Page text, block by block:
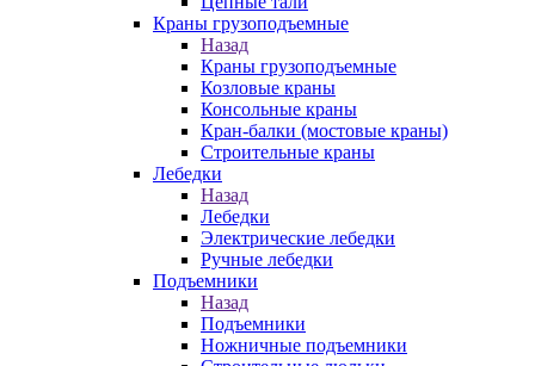
Краны грузоподъемные
Назад
Краны грузоподъемные
Козловые краны
Консольные краны
Кран-балки (мостовые краны)
Строительные краны
Лебедки
Назад
Лебедки
Электрические лебедки
Ручные лебедки
Подъемники
Назад
Подъемники
Ножничные подъемники